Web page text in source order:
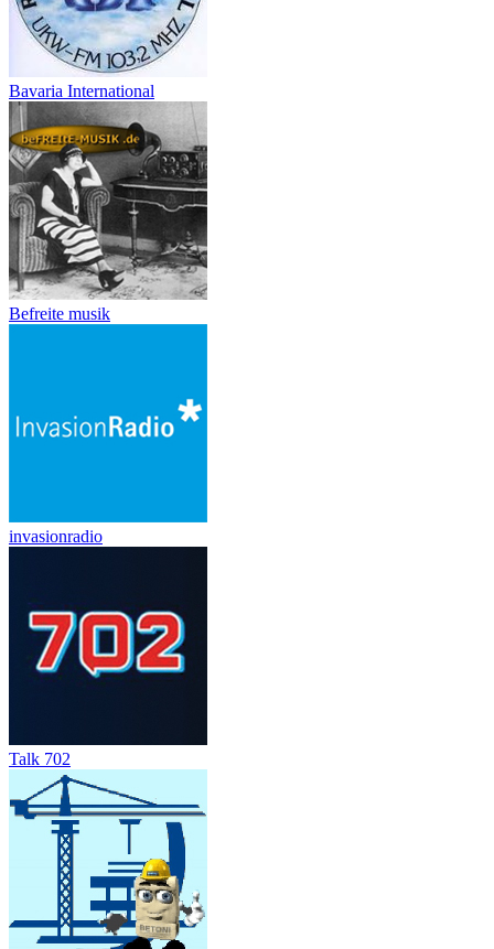
Bavaria International
Befreite musik
invasionradio
Talk 702